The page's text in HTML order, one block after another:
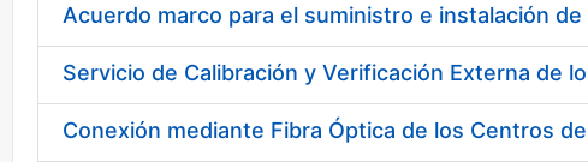
Acuerdo marco para el suministro e instalación